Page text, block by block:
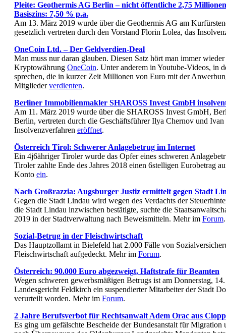
Pleite: Geothermis AG Berlin – nicht öffentliche 2,75
Basiszins: 7,50 % p.a.
Am 13. März 2019 wurde über die Geothermis AG am
gesetzlich vertreten durch den Vorstand Florin Lolea, das
OneCoin Ltd. – Der Geldverdien-Deal
Man muss nur daran glauben. Diesen Satz hört man immer
Kryptowährung OneCoin. Unter anderem in Youtube-Videos, in
sprechen, die in kurzer Zeit Millionen von Euro mit der
Mitgliederverdienten.
Berliner Immobilienmakler SHAROSS Invest GmbH
Am 11. März 2019 wurde über die SHAROSS Invest GmbH,
Berlin, vertreten durch die Geschäftsführer Ilya Chernov und Ivan
Insolvenzverfahren eröffnet.
Österreich Tirol: Schwerer Anlagebetrug im Internet
Ein 4j6ähriger Tiroler wurde das Opfer eines schweren
Tiroler zahlte Ende des Jahres 2018 einen 6stelligen Eurobetrag
Konto ein.
Nach Großrazzia: Augsburger Justiz ermittelt gegen Stadt
Gegen die Stadt Lindau wird wegen des Verdachts der
die Stadt Lindau inzwischen bestätigte, suchte die
2019 in der Stadtverwaltung nach Beweismitteln. Mehr im Forum.
Sozial-Betrug in der Fleischwirtschaft
Das Hauptzollamt in Bielefeld hat 2.000 Fälle von
Fleischwirtschaft aufgedeckt. Mehr im Forum.
Österreich: 90.000 Euro abgezweigt, Haftstrafe für Beamten
Wegen schweren gewerbsmäßigen Betrugs ist am Donnerstag,
Landesgericht Feldkirch ein suspendierter Mitarbeiter der Stadt
verurteilt worden. Mehr im Forum.
2 Jahre Berufsverbot für Rechtsanwalt Adem Orac aus
Es ging um gefälschte Bescheide der Bundesanstalt für